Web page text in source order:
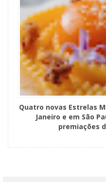
Quatro novas Estrelas
Janeiro e em São
premiações